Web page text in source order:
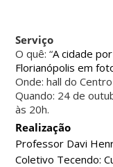
Serviço
O quê: “A cidade
Florianópolis em
Onde: hall do
Quando: 24 de
às 20h.
Realização
Professor Davi
Coletivo Tecendo: